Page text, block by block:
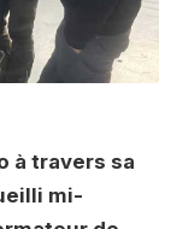
à travers sa
mi-